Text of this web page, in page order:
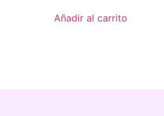
Añadir al carrito